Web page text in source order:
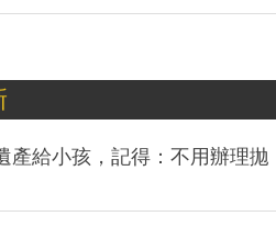
產給小孩，記得：不用辦理拋